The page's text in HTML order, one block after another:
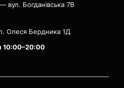
вул. Богданівська 7В
Олеся Бердника 1Д
10:00–20:00